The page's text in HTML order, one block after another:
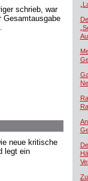
schrieb, war
Gesamtausgabe
neue kritische
legt ein